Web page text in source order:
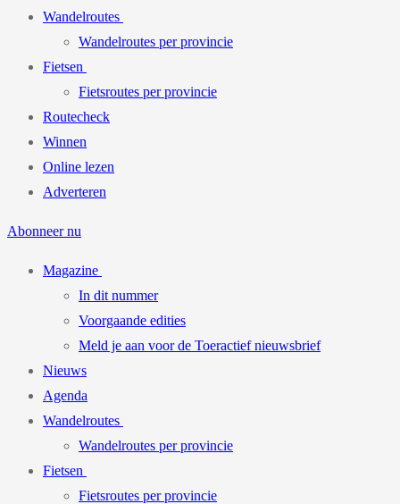
Wandelroutes
Wandelroutes per provincie
Fietsen
Fietsroutes per provincie
Routecheck
Winnen
Online lezen
Adverteren
Abonneer nu
Magazine
In dit nummer
Voorgaande edities
Meld je aan voor de Toeractief nieuwsbrief
Nieuws
Agenda
Wandelroutes
Wandelroutes per provincie
Fietsen
Fietsroutes per provincie